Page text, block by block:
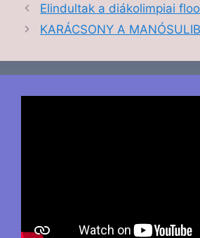
Elindultak a diákolimpiai
KARÁCSONY A